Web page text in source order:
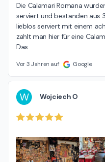
Die Calamari Romana
serviert und bestanden aus
lieblos serviert mit einem
zahlt man hier für eine
Das…
Vor 3 Jahren auf Google
W Wojciech O